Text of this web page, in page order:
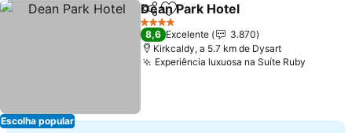
Escolha popular
PartilharAdicionar aos favoritos
Dean Park Hotel
4 Estrelas
8,6 Excelente
3.870
Kirkcaldy, a 5.7 km de Dysart
Experiência luxuosa na Suíte Ruby